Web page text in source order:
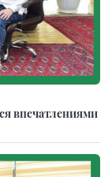
впечатлениями